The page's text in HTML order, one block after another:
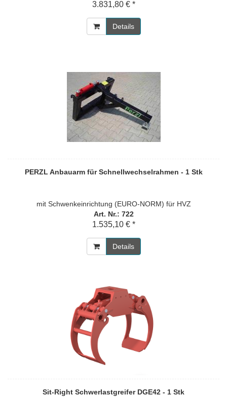
3.831,80 € *
Details
PERZL Anbauarm für Schnellwechselrahmen - 1 Stk
mit Schwenkeinrichtung (EURO-NORM) für HVZ
Art. Nr.: 722
1.535,10 € *
Details
Sit-Right Schwerlastgreifer DGE42 - 1 Stk